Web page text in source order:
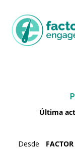
Última
Desde